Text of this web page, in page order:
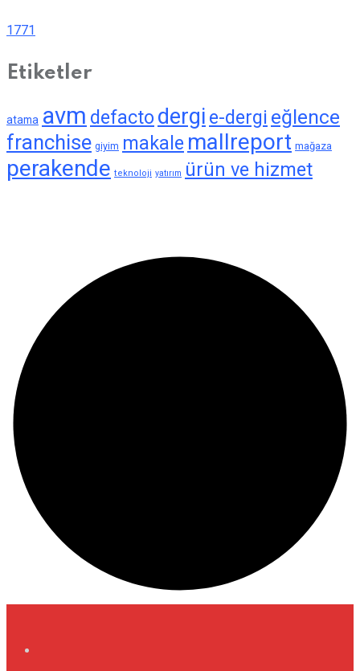
1771
Etiketler
atama avm defacto dergi e-dergi eğlence
franchise giyim makale mallreport mağaza
perakende teknoloji yatırım ürün ve hizmet